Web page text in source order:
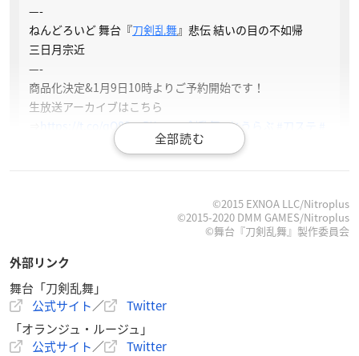
—-
ねんどろいど 舞台『刀剣乱舞』悲伝 結いの目の不如帰
三日月宗近
—-
商品化決定&1月9日10時よりご予約開始です！
生放送アーカイブはこちら
https://t.co/qO88saPXoa#刀剣乱舞#とうらぶ #刀ステ
pic.twitter.com/gHpovNwVA2
「オランジュ・ルージュ5周年記念展in大
阪 会場予約商品」生放送（アーカイブ）
©2015 EXNOA LLC/Nitroplus
©2015-2020 DMM GAMES/Nitroplus
©舞台『刀剣乱舞』製作委員会
外部リンク
舞台「刀剣乱舞」
公式サイト／
Twitter
「オランジュ・ルージュ」
公式サイト／ Twitter